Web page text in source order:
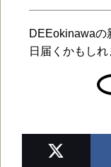
DEEokinawaの
日届くかもしれ